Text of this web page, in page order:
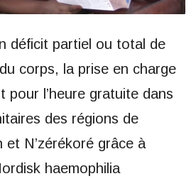
déficit partiel ou total de
corps, la prise en charge
pour l’heure gratuite dans
des régions de
et N’zérékoré grâce à
haemophilia